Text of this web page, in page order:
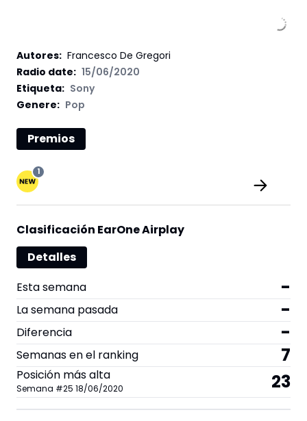
Autores: Francesco De Gregori
Radio date: 15/06/2020
Etiqueta: Sony
Genere: Pop
Premios
1
Clasificación EarOne Airplay
Detalles
Esta semana
-
La semana pasada -
Diferencia -
Semanas en el ranking 7
Posición más alta
Semana #25 18/06/2020 23